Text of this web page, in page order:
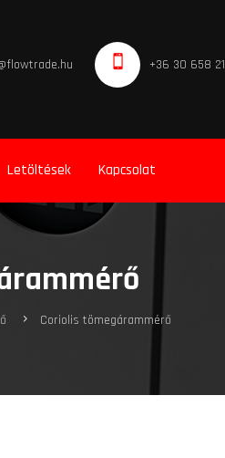
+36 30 658
Letöltések Kapcsolat
Coriolis tömegárammérő